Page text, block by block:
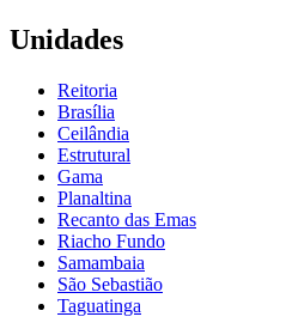
Unidades
Reitoria
Brasília
Ceilândia
Estrutural
Gama
Planaltina
Recanto das Emas
Riacho Fundo
Samambaia
São Sebastião
Taguatinga